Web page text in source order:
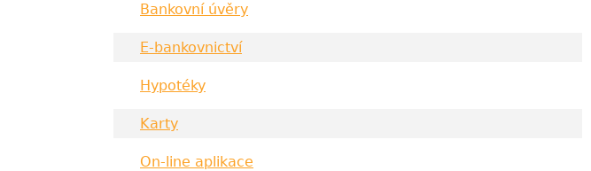
Bankovní úvěry
E-bankovnictví
Hypotéky
Karty
On-line aplikace